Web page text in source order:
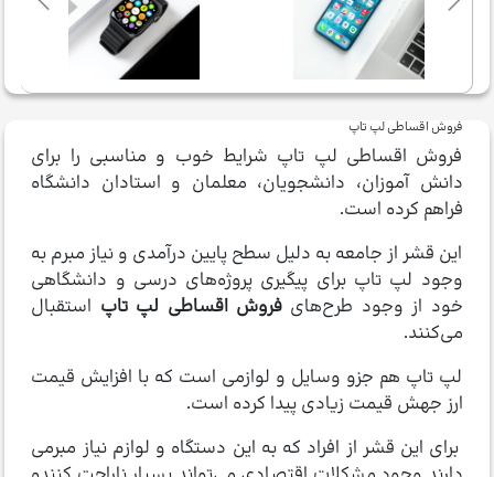
فروش اقساطی لپ تاپ
فروش اقساطی لپ تاپ شرایط خوب و مناسبی را برای
دانش آموزان، دانشجویان، معلمان و استادان دانشگاه
فراهم کرده است.
این قشر از جامعه به دلیل سطح پایین درآمدی و نیاز مبرم به
وجود لپ تاپ برای پیگیری پروژه‌های درسی و دانشگاهی
خود از وجود طرح‌های فروش اقساطی لپ تاپ استقبال
می‌کنند.
لپ تاپ هم جزو وسایل و لوازمی است که با افزایش قیمت
ارز جهش قیمت زیادی پیدا کرده است.
برای این قشر از افراد که به این دستگاه و لوازم نیاز مبرمی